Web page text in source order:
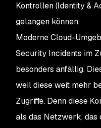
Kontrollen (Identity &
gelangen können.
Moderne Cloud-
Security Incidents im
besonders anfällig.
weil diese weit mehr
Zugriffe. Denn diese
als das Netzwerk, das